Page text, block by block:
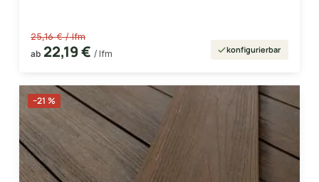
25,16 € / lfm
ab 22,19 € / lfm konfigurierbar
−21 %